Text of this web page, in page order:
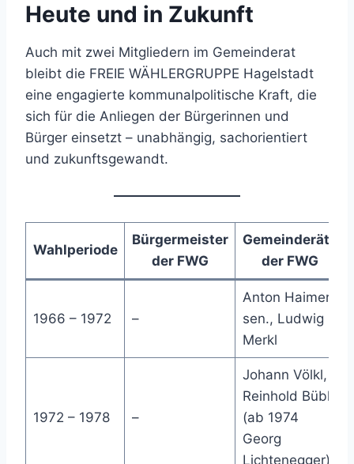
Heute und in Zukunft
Auch mit zwei Mitgliedern im Gemeinderat
bleibt die FREIE WÄHLERGRUPPE Hagelstadt
eine engagierte kommunalpolitische Kraft, die
sich für die Anliegen der Bürgerinnen und
Bürger einsetzt – unabhängig, sachorientiert
und zukunftsgewandt.
Wahlperiode
Bürgermeister
der FWG
Gemeinderäte
der FWG
1966 – 1972 –
Anton Haimerl
sen., Ludwig
Merkl
1972 – 1978 –
Johann Völkl,
Reinhold Bübl
(ab 1974
Georg
Lichtenegger)